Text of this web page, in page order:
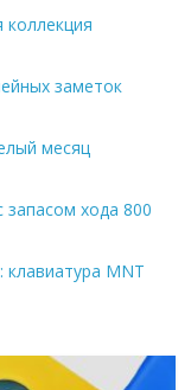
коллекция
заметок
месяц
запасом хода 800
MNT